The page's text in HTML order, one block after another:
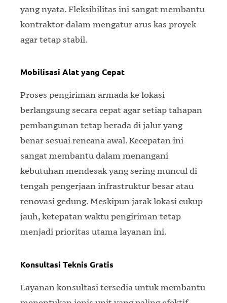
yang nyata. Fleksibilitas ini sangat membantu
kontraktor dalam mengatur arus kas proyek
agar tetap stabil.
Mobilisasi Alat yang Cepat
Proses pengiriman armada ke lokasi
berlangsung secara cepat agar setiap tahapan
pembangunan tetap berada di jalur yang
benar sesuai rencana awal. Kecepatan ini
sangat membantu dalam menangani
kebutuhan mendesak yang sering muncul di
tengah pengerjaan infrastruktur besar atau
renovasi gedung. Meskipun jarak lokasi cukup
jauh, ketepatan waktu pengiriman tetap
menjadi prioritas utama layanan ini.
Konsultasi Teknis Gratis
Layanan konsultasi tersedia untuk membantu